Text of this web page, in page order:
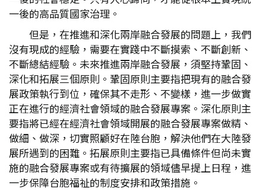
一後的高品質國家治理。
但是，在推進和深化兩岸融合發展的問題上，我們
沒有現成的經驗，需要在實踐中不斷摸索、不斷創新、
不斷總結經驗。未來推進兩岸融合發展，須堅持鞏固、
深化和拓展三個原則。鞏固原則主要指把現有的融合發
展政策執行到位，確保其不走形、不變樣，進一步做實
正在進行的經濟社會領域的融合發展專案。深化原則主
要指將已經在經濟社會領域開展的融合發展專案做精、
做細、做深，切實照顧好在陸台胞，解決他們在大陸發
展所遇到的困難。拓展原則主要指已具備條件但尚未實
施的融合發展專案或有待擴展的領域儘早提上日程，進
一步保障台胞福祉的制度安排和政策措施。